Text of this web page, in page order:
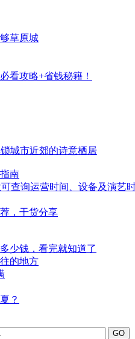
草原城
看攻略+省钱秘籍！
城市近郊的诗意栖居
南
查询运营时间、设备及演艺
，干货分享
少钱，看完就知道了
的地方
？